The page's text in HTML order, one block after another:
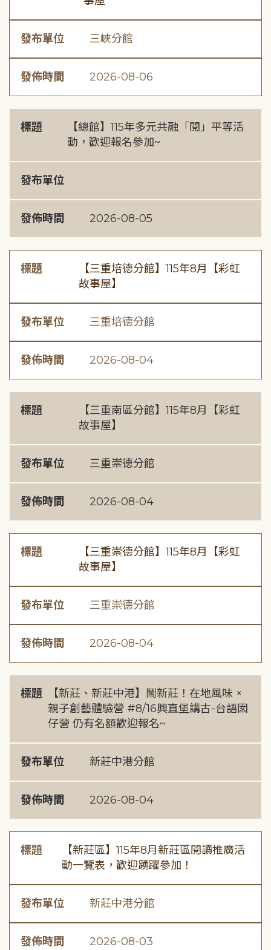
發布單位 三峽分館
發佈時間 2026-08-06
標題
【總館】115年多元共融「閱」平等活
動，歡迎報名參加~
發布單位
發佈時間 2026-08-05
標題
【三重培德分館】115年8月【彩虹
故事屋】
發布單位 三重培德分館
發佈時間 2026-08-04
標題
【三重南區分館】115年8月【彩虹
故事屋】
發布單位 三重崇德分館
發佈時間 2026-08-04
標題
【三重崇德分館】115年8月【彩虹
故事屋】
發布單位 三重崇德分館
發佈時間 2026-08-04
標題
【新莊、新莊中港】鬧新莊！在地風味 ×
親子創藝體驗營 #8/16興直堡講古-台語囡
仔營 仍有名額歡迎報名~
發布單位 新莊中港分館
發佈時間 2026-08-04
標題
【新莊區】115年8月新莊區閱讀推廣活
動一覽表，歡迎踴躍參加！
發布單位 新莊中港分館
發佈時間 2026-08-03